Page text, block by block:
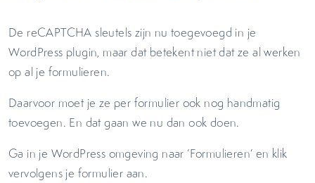
De reCAPTCHA sleutels zijn nu toegevoegd in je
WordPress plugin, maar dat betekent niet dat ze al werken
op al je formulieren.
Daarvoor moet je ze per formulier ook nog handmatig
toevoegen. En dat gaan we nu dan ook doen.
Ga in je WordPress omgeving naar ‘Formulieren’ en klik
vervolgens je formulier aan.